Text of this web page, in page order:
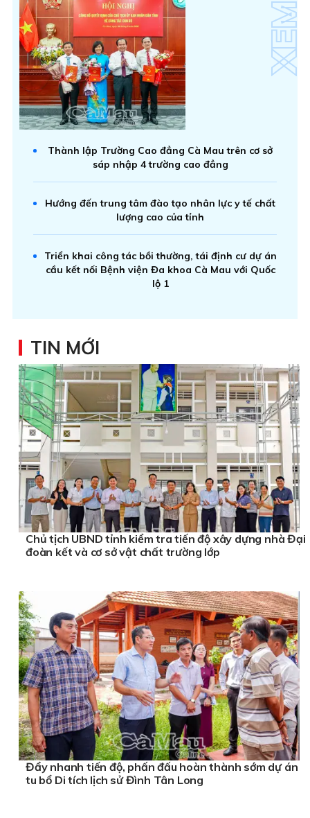
Thành lập Trường Cao đẳng Cà Mau trên cơ sở
sáp nhập 4 trường cao đẳng
Hướng đến trung tâm đào tạo nhân lực y tế chất
lượng cao của tỉnh
Triển khai công tác bồi thường, tái định cư dự án
cầu kết nối Bệnh viện Đa khoa Cà Mau với Quốc
lộ 1
TIN MỚI
Chủ tịch UBND tỉnh kiểm tra tiến độ xây dựng nhà Đại
đoàn kết và cơ sở vật chất trường lớp
Đẩy nhanh tiến độ, phấn đấu hoàn thành sớm dự án
tu bổ Di tích lịch sử Đình Tân Long